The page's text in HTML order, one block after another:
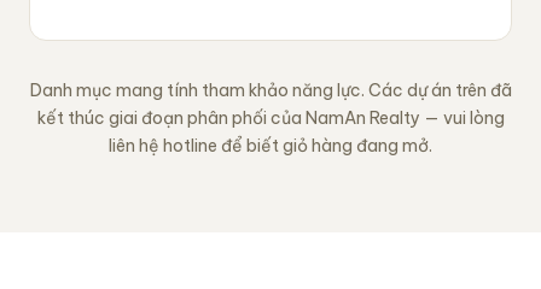
Danh mục mang tính tham khảo năng lực. Các dự án trên đã
kết thúc giai đoạn phân phối của NamAn Realty — vui lòng
liên hệ hotline để biết giỏ hàng đang mở.